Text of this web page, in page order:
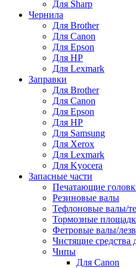
Для Sharp
Чернила
Для Brother
Для Canon
Для Epson
Для HP
Для Lexmark
Заправки
Для Brother
Для Canon
Для Epson
Для HP
Для Samsung
Для Xerox
Для Lexmark
Для Kyocera
Запасные части
Печатающие
Резиновые валы
Тефлоновые валы/
Тормозные
Фетровые валы/
Чистящие средства
Чипы
Для Canon